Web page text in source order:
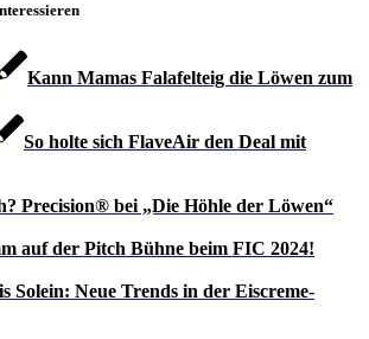
Kann Mamas Falafelteig die Löwen zum
So holte sich FlaveAir den Deal mit
Precision® bei „Die Höhle der Löwen“
auf der Pitch Bühne beim FIC 2024!
Solein: Neue Trends in der Eiscreme-